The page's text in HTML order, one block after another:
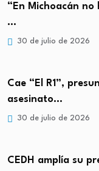
“En Michoacán
…
30 de julio de 2026
Cae “El R1”,
asesinato…
30 de julio de 2026
CEDH amplía su